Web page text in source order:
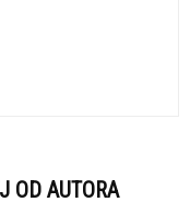
OD AUTORA